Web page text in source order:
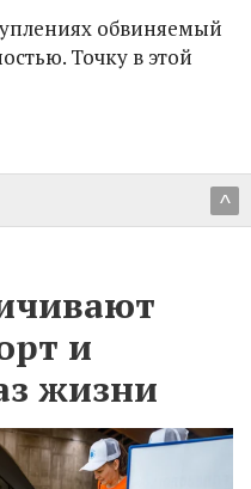
обвиняемый
Точку в этой
^
и
жизни